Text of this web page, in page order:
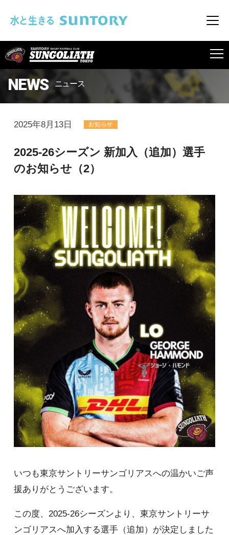
メ
NEWS ニュース
2025年8月13日
2025-26シーズン 新加入（追加）選手
のお知らせ（2）
いつも東京サントリーサンゴリアスへの温かいご声
援ありがとうございます。
この度、2025-26シーズンより、東京サントリーサ
ンゴリアスへ加入する選手（追加）が決定しました